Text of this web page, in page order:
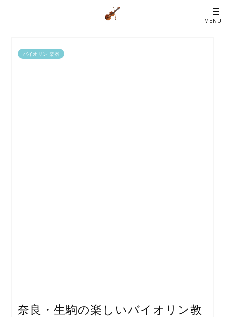
バイオリン 楽器
奈良・生駒の楽しいバイオリン教